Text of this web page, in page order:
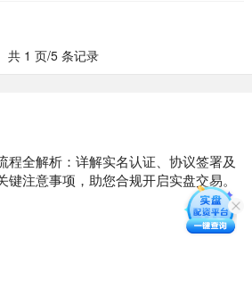
共 1 页/5 条记录
程全解析：详解实名认证、协议签署及
注意事项，助您合规开启实盘交易。